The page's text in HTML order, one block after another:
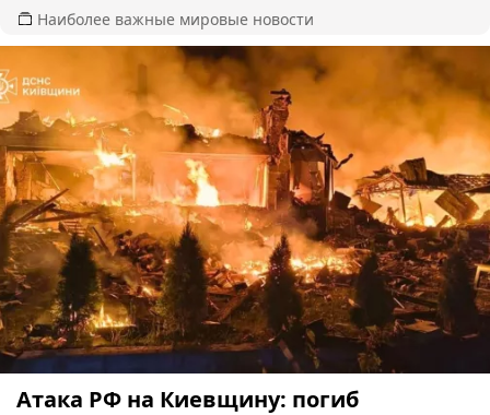
Наиболее важные мировые новости
Атака РФ на Киевщину: погиб